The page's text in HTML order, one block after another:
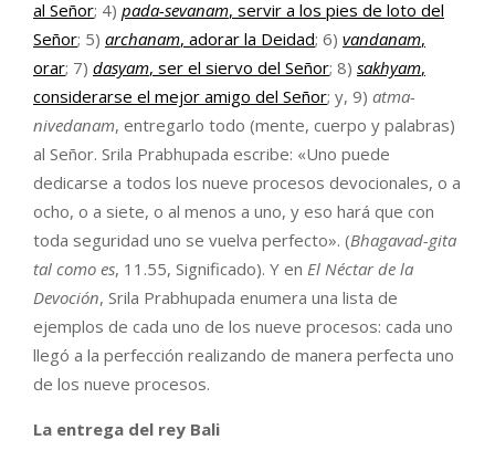
al Señor; 4) pada-sevanam, servir a los pies de loto del
Señor; 5) archanam, adorar la Deidad; 6) vandanam,
orar; 7) dasyam, ser el siervo del Señor; 8) sakhyam,
considerarse el mejor amigo del Señor; y, 9) atma-
nivedanam, entregarlo todo (mente, cuerpo y palabras)
al Señor. Srila Prabhupada escribe: «Uno puede
dedicarse a todos los nueve procesos devocionales, o a
ocho, o a siete, o al menos a uno, y eso hará que con
toda seguridad uno se vuelva perfecto». (Bhagavad-gita
tal como es, 11.55, Significado). Y en El Néctar de la
Devoción, Srila Prabhupada enumera una lista de
ejemplos de cada uno de los nueve procesos: cada uno
llegó a la perfección realizando de manera perfecta uno
de los nueve procesos.
La entrega del rey Bali